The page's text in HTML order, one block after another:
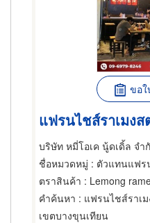
ขอใ
แฟรนไชส์ราเมง
บริษัท หมี่โอเค นู้ดเดิ้ล จำ
ชื่อหมวดหมู่ : ตัวแทนแฟรนไชส์
ตราสินค้า : Lemong
คำค้นหา : แฟรนไชส์ราเ
เขตบางขุนเทียน